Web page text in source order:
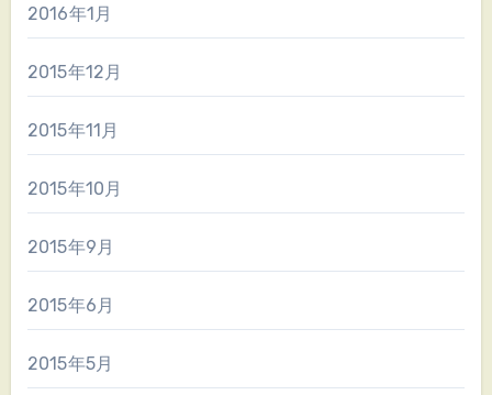
2016年1月
2015年12月
2015年11月
2015年10月
2015年9月
2015年6月
2015年5月